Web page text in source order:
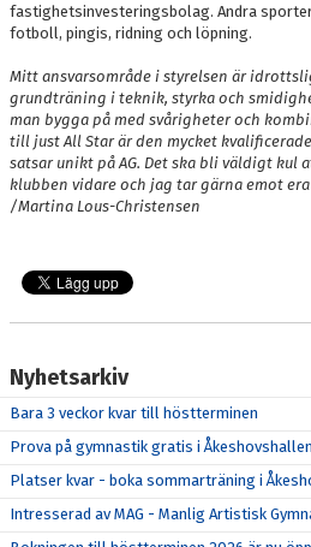
fastighetsinvesteringsbolag. Andra
fotboll, pingis, ridning och löpning.
Mitt ansvarsområde i styrelsen är
grundträning i teknik, styrka och
man bygga på med svårigheter och
till just All Star är den mycket
satsar unikt på AG. Det ska bli väldigt kul
klubben vidare och jag tar gärna emot
/Martina Lous-Christensen
Nyhetsarkiv
Bara 3 veckor kvar till höstterminen
Prova på gymnastik gratis i
Platser kvar - boka sommarträning i
Intresserad av MAG - Manlig Artistisk